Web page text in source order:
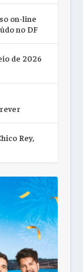
on-line
no DF
de 2026
Rey,